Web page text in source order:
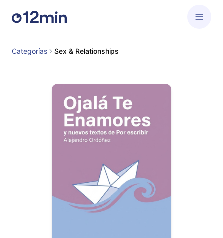
Categorías Sex & Relationships